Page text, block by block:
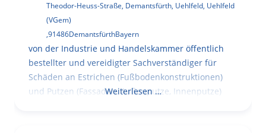
Theodor-Heuss-Straße, Demantsfürth, Uehlfeld, Uehlfeld
(VGem)
,91486DemantsfürthBayern
von der Industrie und Handelskammer öffentlich
bestellter und vereidigter Sachverständiger für
Schäden an Estrichen (Fußbodenkonstruktionen)
und Putzen (Fassaden, Außenputze, Innenputze)
Weiterlesen …